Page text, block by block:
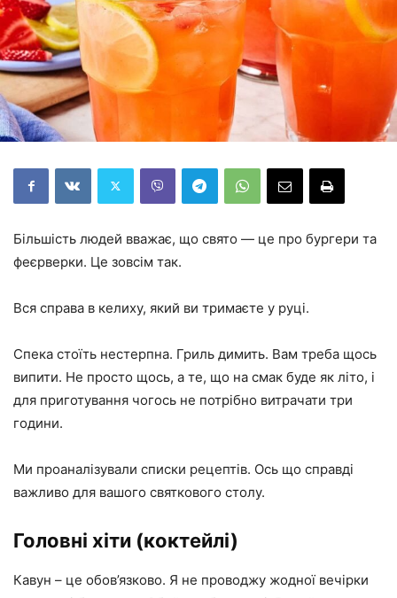
Більшість людей вважає, що свято — це про бургери та
феєрверки. Це зовсім так.
Вся справа в келиху, який ви тримаєте у руці.
Спека стоїть нестерпна. Гриль димить. Вам треба щось
випити. Не просто щось, а те, що на смак буде як літо, і
для приготування чогось не потрібно витрачати три
години.
Ми проаналізували списки рецептів. Ось що справді
важливо для вашого святкового столу.
Головні хіти (коктейлі)
Кавун – це обов’язково. Я не проводжу жодної вечірки